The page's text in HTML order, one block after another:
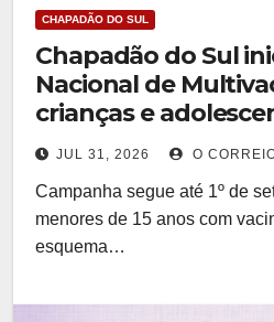
CHAPADÃO DO SUL
Chapadão do Sul
Nacional de
crianças e
segunda-feira (3)
JUL 31, 2026 O
Campanha segue até 1º de
menores de 15 anos com
esquema…